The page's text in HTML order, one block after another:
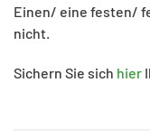
Einen/ eine festen/
nicht.
Sichern Sie sich hier